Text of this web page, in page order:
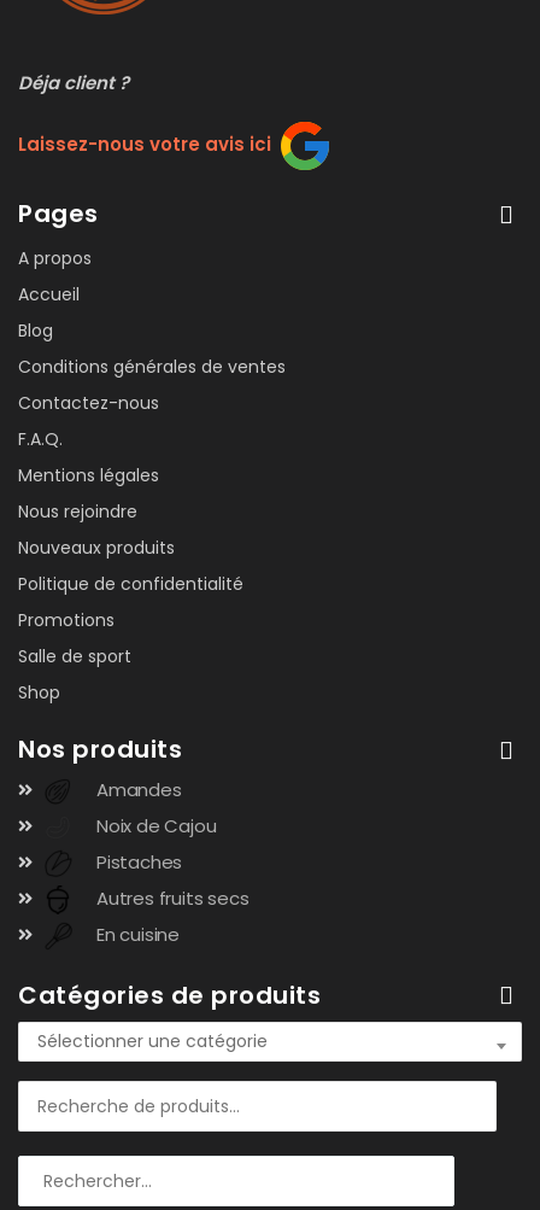
Déja client ?
Laissez-nous votre avis ici
Pages
A propos
Accueil
Blog
Conditions générales de ventes
Contactez-nous
F.A.Q.
Mentions légales
Nous rejoindre
Nouveaux produits
Politique de confidentialité
Promotions
Salle de sport
Shop
Nos produits
Amandes
Noix de Cajou
Pistaches
Autres fruits secs
En cuisine
Catégories de produits
Sélectionner une catégorie